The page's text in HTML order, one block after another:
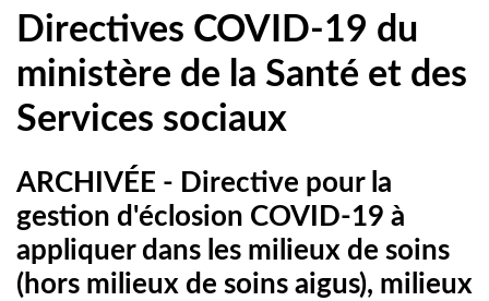
Directives COVID-19 du
ministère de la Santé et des
Services sociaux
ARCHIVÉE - Directive pour la
gestion d'éclosion COVID-19 à
appliquer dans les milieux de soins
(hors milieux de soins aigus), milieux